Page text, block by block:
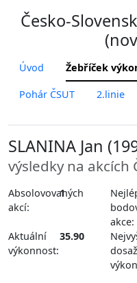
Česko-
Úvod Žebříček
Pohár ČSUT 2.linie
SLANINA Jan
výsledky na akcích
Absolovovaných
akcí:
1
akce:
Aktuální
výkonnost:
35.90